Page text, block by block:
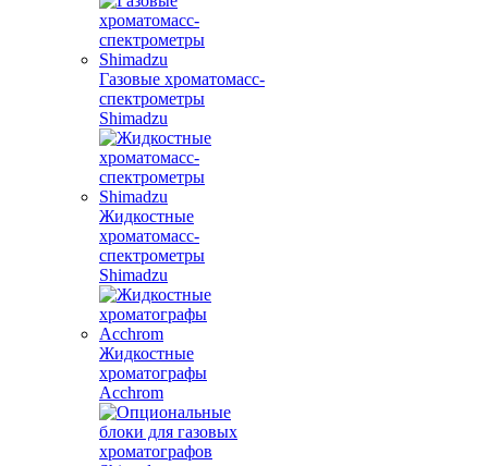
Газовые хроматомасс-
спектрометры
Shimadzu
Жидкостные
хроматомасс-
спектрометры
Shimadzu
Жидкостные
хроматографы
Acchrom